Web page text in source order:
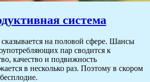
система
на половой сфере. Шансы
пар сводится к
качество и подвижность
в несколько раз. Поэтому в скором